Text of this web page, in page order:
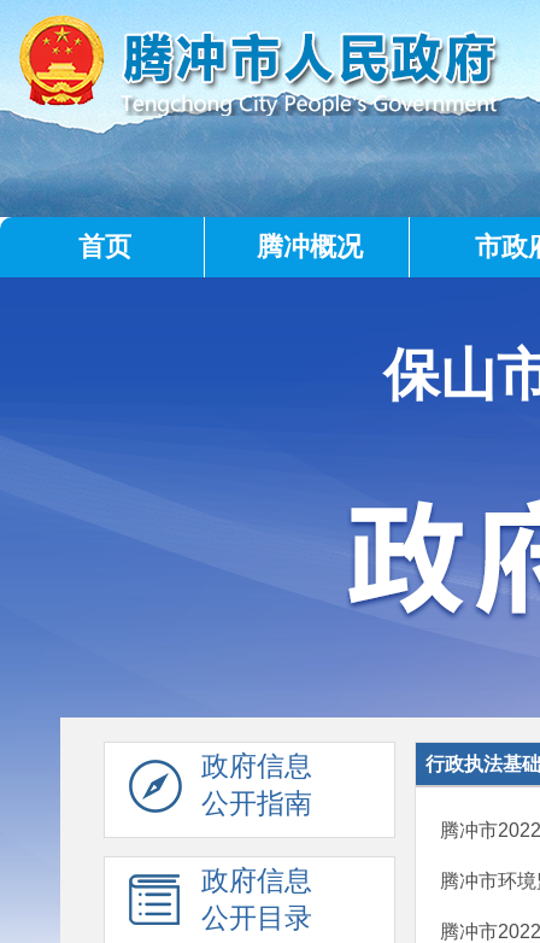
首页 腾冲概况 市政
保山
政府信息
公开指南
政府信息
公开目录
行政执法基
腾冲市
腾冲市环
腾冲市